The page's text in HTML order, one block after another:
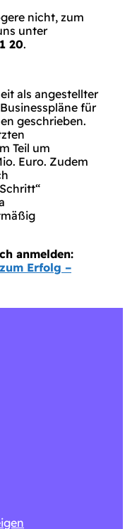
nicht, zum
unter
20.
als angestellter
für
geschrieben.
Teil um
Euro. Zudem
anmelden:
Erfolg –